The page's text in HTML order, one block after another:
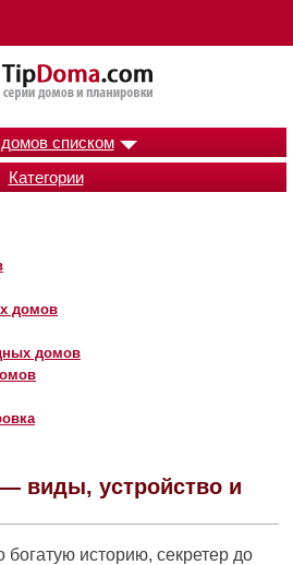
списком
Категории
домов
домов
виды, устройство и
историю, секретер до